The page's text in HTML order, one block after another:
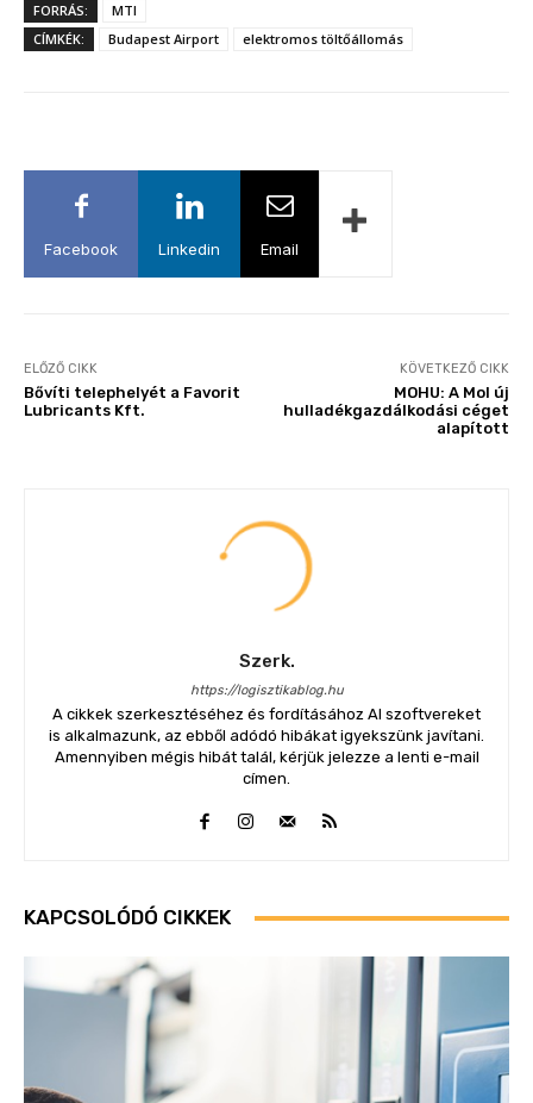
FORRÁS:
MTI
CÍMKÉK:
Budapest Airport elektromos töltőállomás
Facebook Linkedin Email
ELŐZŐ CIKK
Bővíti telephelyét a Favorit
Lubricants Kft.
KÖVETKEZŐ CIKK
MOHU: A Mol új
hulladékgazdálkodási céget
alapított
Szerk.
https://logisztikablog.hu
A cikkek szerkesztéséhez és fordításához AI szoftvereket
is alkalmazunk, az ebből adódó hibákat igyekszünk javítani.
Amennyiben mégis hibát talál, kérjük jelezze a lenti e-mail
címen.
KAPCSOLÓDÓ CIKKEK